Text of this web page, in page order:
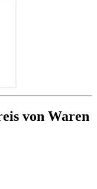
von Waren